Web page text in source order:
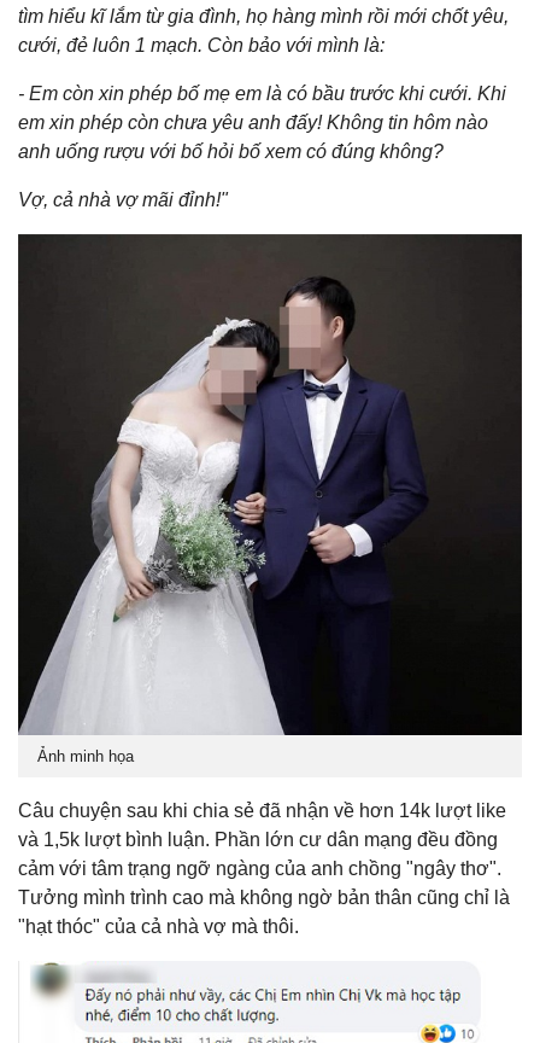
tìm hiểu kĩ lắm từ gia đình, họ hàng mình rồi mới chốt yêu,
cưới, đẻ luôn 1 mạch. Còn bảo với mình là:
- Em còn xin phép bố mẹ em là có bầu trước khi cưới. Khi
em xin phép còn chưa yêu anh đấy! Không tin hôm nào
anh uống rượu với bố hỏi bố xem có đúng không?
Vợ, cả nhà vợ mãi đỉnh!"
Ảnh minh họa
Câu chuyện sau khi chia sẻ đã nhận về hơn 14k lượt like
và 1,5k lượt bình luận. Phần lớn cư dân mạng đều đồng
cảm với tâm trạng ngỡ ngàng của anh chồng "ngây thơ".
Tưởng mình trình cao mà không ngờ bản thân cũng chỉ là
"hạt thóc" của cả nhà vợ mà thôi.